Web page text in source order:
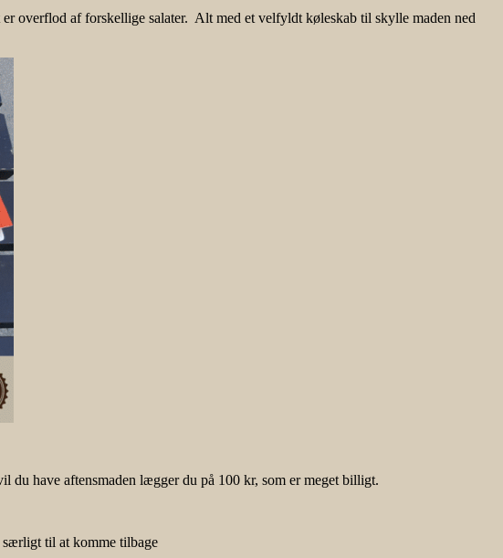
overflod af forskellige salater. Alt med et velfyldt køleskab til skylle maden ned
have aftensmaden lægger du på 100 kr, som er meget billigt.
til at komme tilbage